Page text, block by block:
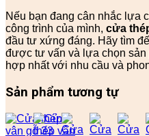
Nếu bạn đang cân nhắc lựa
công trình của mình, cửa
đầu tư xứng đáng. Hãy tìm
được tư vấn và lựa chọn sản
hợp nhất với nhu cầu và
Sản phẩm tương tự